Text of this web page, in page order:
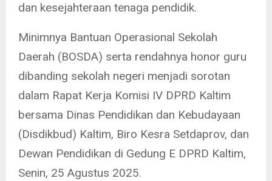
dan kesejahteraan tenaga pendidik.
Minimnya Bantuan Operasional Sekolah
Daerah (BOSDA) serta rendahnya honor guru
dibanding sekolah negeri menjadi sorotan
dalam Rapat Kerja Komisi IV DPRD Kaltim
bersama Dinas Pendidikan dan Kebudayaan
(Disdikbud) Kaltim, Biro Kesra Setdaprov, dan
Dewan Pendidikan di Gedung E DPRD Kaltim,
Senin, 25 Agustus 2025.